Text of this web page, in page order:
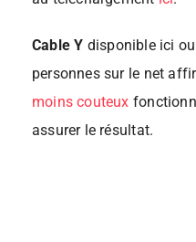
Cable Y disponible ici
personnes sur le net
moins couteux
assurer le résultat.